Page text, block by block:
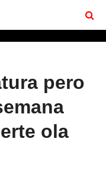
pero
ola